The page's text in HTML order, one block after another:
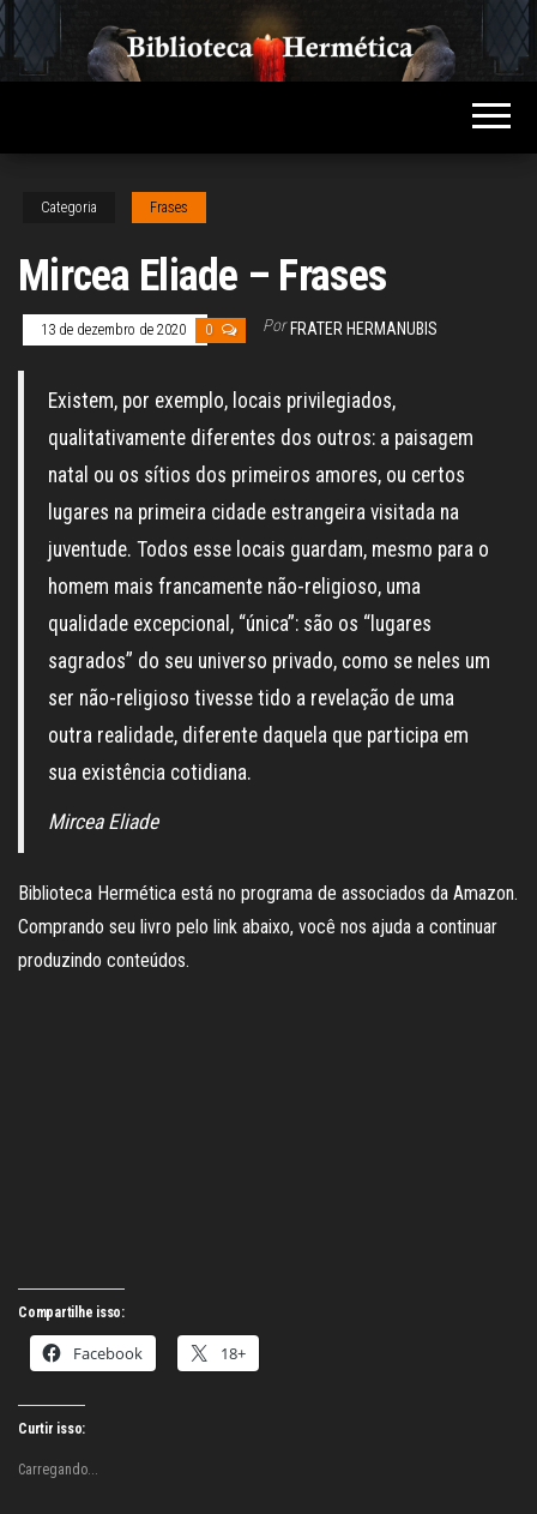
Skip
to
the
Biblioteca
Conteúdo
sobre
Categoria Frases
Mircea Eliade – Frases
13 de dezembro de 2020 0 Por FRATER HERMANUBIS
Existem, por exemplo, locais privilegiados,
qualitativamente diferentes dos outros: a paisagem
natal ou os sítios dos primeiros amores, ou certos
lugares na primeira cidade estrangeira visitada na
juventude. Todos esse locais guardam, mesmo para o
homem mais francamente não-religioso, uma
qualidade excepcional, “única”: são os “lugares
sagrados” do seu universo privado, como se neles um
ser não-religioso tivesse tido a revelação de uma
outra realidade, diferente daquela que participa em
sua existência cotidiana.
Mircea Eliade
Biblioteca Hermética está no programa de associados da Amazon.
Comprando seu livro pelo link abaixo, você nos ajuda a continuar
produzindo conteúdos.
Compartilhe isso:
Facebook 18+
Curtir isso:
Carregando...